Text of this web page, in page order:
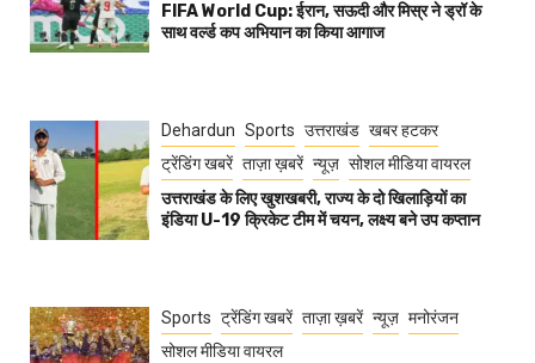
FIFA World Cup: ईरान, सऊदी और मिस्र ने ड्रॉ के
साथ वर्ल्ड कप अभियान का किया आगाज
Dehardun Sports उत्तराखंड खबर हटकर
ट्रेंडिंग खबरें ताज़ा ख़बरें न्यूज़ सोशल मीडिया वायरल
उत्तराखंड के लिए खुशखबरी, राज्य के दो खिलाड़ियों का
इंडिया U-19 क्रिकेट टीम में चयन, लक्ष्य बने उप कप्तान
Sports ट्रेंडिंग खबरें ताज़ा ख़बरें न्यूज़ मनोरंजन
सोशल मीडिया वायरल